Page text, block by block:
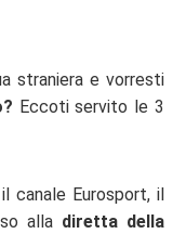
straniera e vorresti
Eccoti servito le 3
Eurosport, il
alla diretta della